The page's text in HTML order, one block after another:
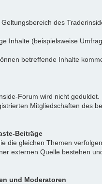
des
Inhalte (beispielsweise
betreffende Inhalte
Forum wird nicht geduldet.
Mitgliedschaften des
Beiträge
die gleichen Themen
externen Quelle bestehen
und Moderatoren